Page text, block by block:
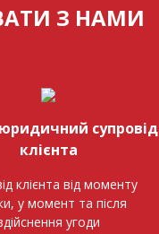
З НАМИ
супровід
клієнта
клієнта від моменту
у момент та після
угоди